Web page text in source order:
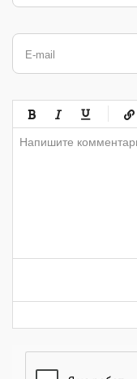
E-mail
-